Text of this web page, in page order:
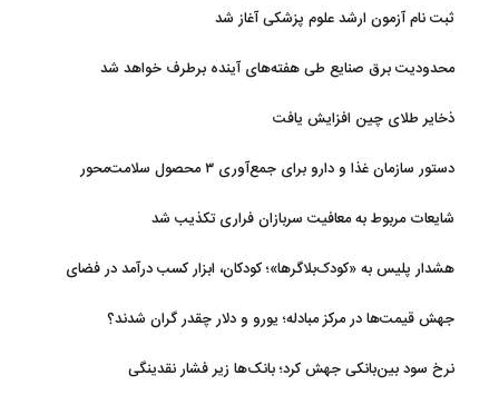
ثبت نام آزمون ارشد علوم پزشکی آغاز شد
محدودیت‌ برق صنایع طی هفته‌های آینده برطرف خواهد شد
ذخایر طلای چین افزایش یافت
دستور سازمان غذا و دارو برای جمع‌آوری ۳ محصول سلامت‌محور
شایعات مربوط به معافیت سربازان فراری تکذیب شد
هشدار پلیس به «کودک‌بلاگرها»؛ کودکان، ابزار کسب درآمد در فضای
جهش قیمت‌ها در مرکز مبادله؛ یورو و دلار چقدر گران شدند؟
نرخ سود بین‌بانکی جهش کرد؛ بانک‌ها زیر فشار نقدینگی